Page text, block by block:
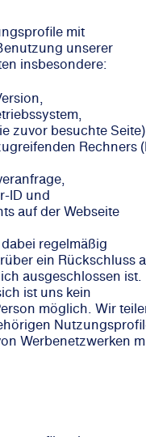
mit
unserer
insbesondere:
zuvor besuchte
Rechners
ID und
auf der Webseite
regelmäßig
ein Rückschluss
ausgeschlossen ist.
ist uns kein
möglich. Wir
Werbenetzwerken